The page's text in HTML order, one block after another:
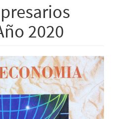
2020